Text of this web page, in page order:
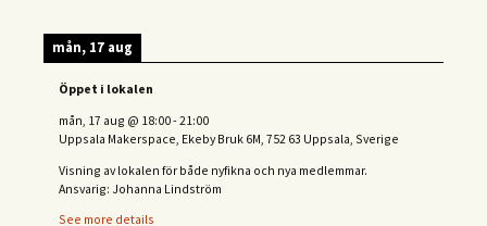
mån, 17 aug
Öppet i lokalen
mån, 17 aug @ 18:00-21:00
Uppsala Makerspace, Ekeby Bruk 6M, 752 63 Uppsala, Sverige
Visning av lokalen för både nyfikna och nya medlemmar.
Ansvarig: Johanna Lindström
See more details